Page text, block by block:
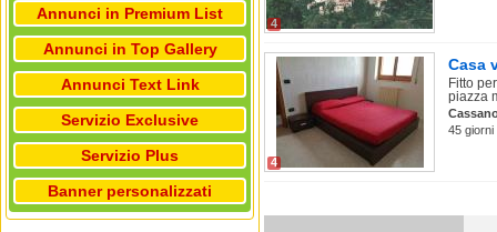
Annunci in Premium List
Annunci in Top Gallery
Annunci Text Link
Servizio Exclusive
Servizio Plus
Banner personalizzati
4
4
Casa
Fitto
piazza
45